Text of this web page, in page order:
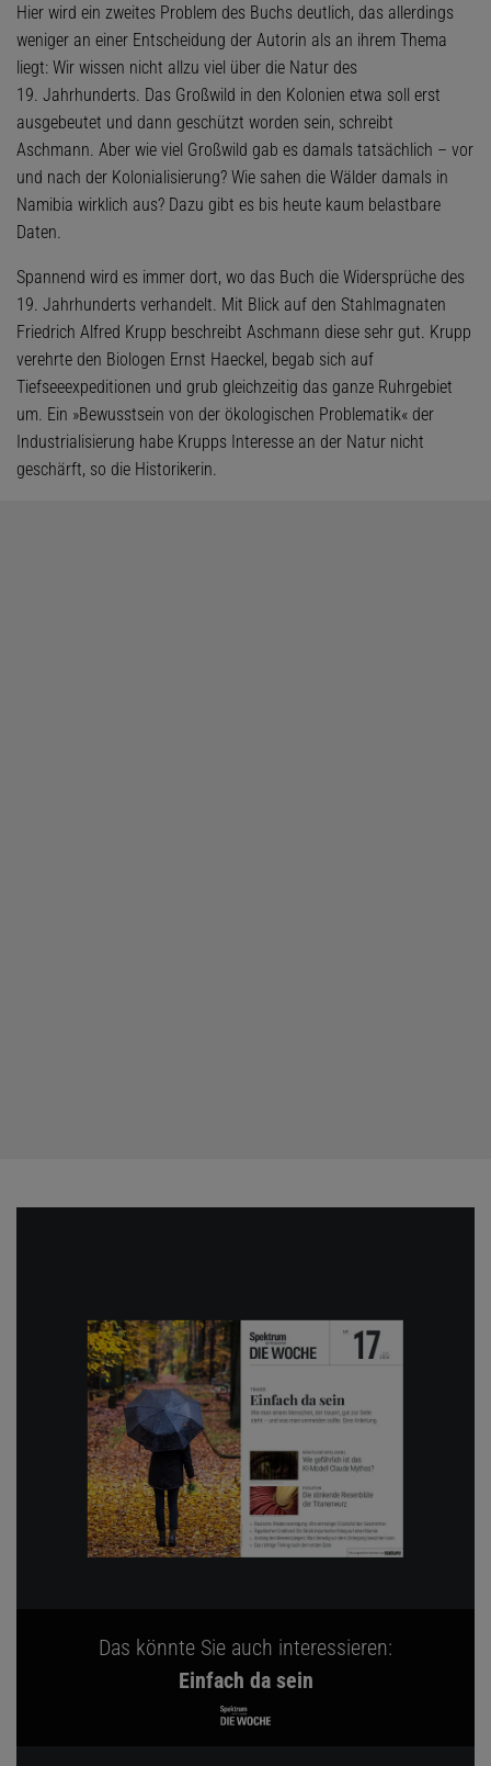
Hier wird ein zweites Problem des Buchs deutlich, das allerdings
weniger an einer Entscheidung der Autorin als an ihrem Thema
liegt: Wir wissen nicht allzu viel über die Natur des
19. Jahrhunderts. Das Großwild in den Kolonien etwa soll erst
ausgebeutet und dann geschützt worden sein, schreibt
Aschmann. Aber wie viel Großwild gab es damals tatsächlich – vor
und nach der Kolonialisierung? Wie sahen die Wälder damals in
Namibia wirklich aus? Dazu gibt es bis heute kaum belastbare
Daten.
Spannend wird es immer dort, wo das Buch die Widersprüche des
19. Jahrhunderts verhandelt. Mit Blick auf den Stahlmagnaten
Friedrich Alfred Krupp beschreibt Aschmann diese sehr gut. Krupp
verehrte den Biologen Ernst Haeckel, begab sich auf
Tiefseeexpeditionen und grub gleichzeitig das ganze Ruhrgebiet
um. Ein »Bewusstsein von der ökologischen Problematik« der
Industrialisierung habe Krupps Interesse an der Natur nicht
geschärft, so die Historikerin.
Das könnte Sie auch interessieren:
Einfach da sein